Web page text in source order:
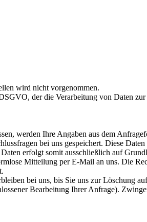
wird nicht vorgenommen.
der die Verarbeitung von Daten
werden Ihre Angaben aus dem
bei uns gespeichert. Diese
erfolgt somit ausschließlich auf
Mitteilung per E-Mail an uns. Die
bei uns, bis Sie uns zur Löschung
Bearbeitung Ihrer Anfrage).